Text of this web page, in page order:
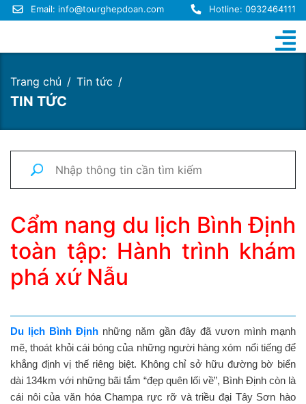
Email: info@tourghepdoan.com Hotline: 0932464111
Trang chủ Tin tức
TIN TỨC
Cẩm nang du lịch Bình Định
toàn tập: Hành trình khám
phá xứ Nẫu
Du lịch Bình Định những năm gần đây đã vươn mình mạnh
mẽ, thoát khỏi cái bóng của những người hàng xóm nổi tiếng để
khẳng định vị thế riêng biệt. Không chỉ sở hữu đường bờ biển
dài 134km với những bãi tắm “đẹp quên lối về”, Bình Định còn là
cái nôi của văn hóa Champa rực rỡ và triều đại Tây Sơn hào